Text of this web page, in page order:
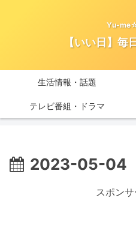
Yu-
【いい日】
生活情報・話題
テレビ番組・ドラマ
2023-05-04
スポン